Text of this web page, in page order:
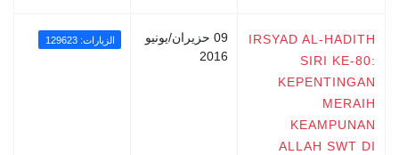
IRSYAD AL-HADITH
SIRI KE-80:
KEPENTINGAN
MERAIH
KEAMPUNAN
ALLAH SWT DI
09 حزيران/يونيو
2016
الزيارات: 129623